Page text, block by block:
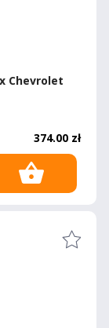
Chevrolet
374.00 zł